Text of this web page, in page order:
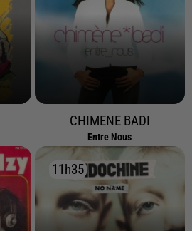
CHIMENE BADI
Entre Nous
11h35
11h35